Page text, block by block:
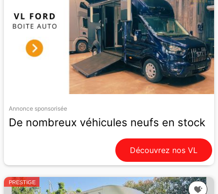
Annonce sponsorisée
De nombreux véhicules neufs en stock
Découvrez nos VL
PRESTIGE